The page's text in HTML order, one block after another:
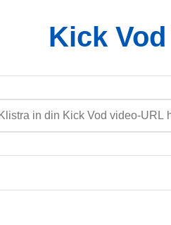
Kick